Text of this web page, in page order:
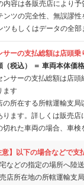
容は各販売店により予
ンツの完全性、無誤謬
もしくはデータの全部
サーの支払総額は店頭乗
（税込） ＝ 車両本体価
サーの支払総額は店頭
ます
所在する所轄運輸支局
ります。詳しくは販売店
れた車両の場合、車検
意】以下の場合などで
などの指定の場所へ陸
店所在地の所轄運輸支